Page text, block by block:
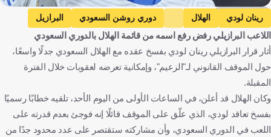
Getty Images
رينان لودي الهلال دوري روشن السعودي
البرازيل
المملكة العربية السعودية
كرة قدم
اللاعب البرازيلي رفض رفع اسمه من قائمة الهلال بالدوري السعودي
أثار قرار البرازيلي رينان لودي بفسخ عقده مع الهلال السعودي جدلًا واسعًا،
حول الموقف القانوني لـ"الزعيم"، وإمكانية تعرضه لعقوبات خلال الفترة
المقبلة.
وكان الهلال قد أعلن، في الساعات الأولى من اليوم الأحد، تلقيه خطابًا رسميًا
بفسخ تعاقد لودي، الذي علّق على الموقف قائلًا إنه فوجئ بعدم قدرته على
اللعب في الدوري السعودي، وأن مشاركته ستقتصر على عدد محدود جدًا من